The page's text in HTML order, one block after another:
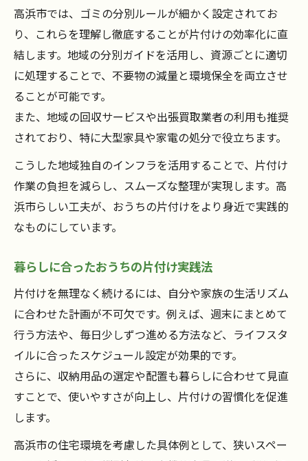
高浜市では、ゴミの分別ルールが細かく設定されてお
り、これらを理解し徹底することが片付けの効率化に直
結します。地域の分別ガイドを活用し、資源ごとに適切
に処理することで、不要物の減量と環境保全を両立させ
ることが可能です。
また、地域の回収サービスや出張買取業者の利用も推奨
されており、特に大型家具や家電の処分で役立ちます。
こうした地域独自のインフラを活用することで、片付け
作業の負担を減らし、スムーズな整理が実現します。高
浜市らしい工夫が、おうちの片付けをより身近で実践的
なものにしています。
暮らしに合ったおうちの片付け実践法
片付けを無理なく続けるには、自分や家族の生活リズム
に合わせた計画が不可欠です。例えば、週末にまとめて
行う方法や、毎日少しずつ進める方法など、ライフスタ
イルに合ったスケジュール設定が効果的です。
さらに、収納用品の選定や配置も暮らしに合わせて見直
すことで、使いやすさが向上し、片付けの習慣化を促進
します。
高浜市の住宅環境を考慮した具体例として、狭いスペー